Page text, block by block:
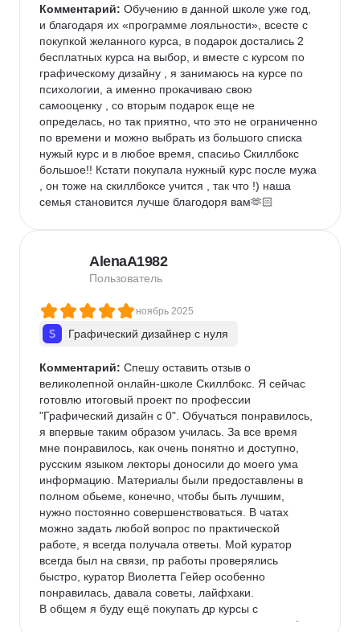
Комментарий: Обучению в данной школе уже год,
и благодаря их «программе лояльности», всесте с
покупкой желанного курса, в подарок достались 2
бесплатных курса на выбор, и вместе с курсом по
графическому дизайну , я занимаюсь на курсе по
психологии, а именно прокачиваю свою
самооценку , со вторым подарок еще не
определась, но так приятно, что это не ограниченно
по времени и можно выбрать из большого списка
нужый курс и в любое время, спасиьо Скиллбокс
большое!! Кстати покупала нужный курс после мужа
, он тоже на скиллбоксе учится , так что !) наша
семья становится лучше благодоря вам🫶🏻
AlenaA1982
Пользователь
ноябрь 2025
Графический дизайнер с нуля
Комментарий: Спешу оставить отзыв о
великолепной онлайн-школе Скиллбокс. Я сейчас
готовлю итоговый проект по профессии
"Графический дизайн с 0". Обучаться понравилось,
я впервые таким образом училась. За все время
мне понравилось, как очень понятно и доступно,
русским языком лекторы доносили до моего ума
информацию. Материалы были предоставлены в
полном обьеме, конечно, чтобы быть лучшим,
нужно постоянно совершенствоваться. В чатах
можно задать любой вопрос по практической
работе, я всегда получала ответы. Мой куратор
всегда был на связи, пр работы проверялись
быстро, куратор Виолетта Гейер особенно
понравилась, давала советы, лайфхаки.
В общем я буду ещё покупать др курсы с
удовольствием, ведь нет предела совершенству!